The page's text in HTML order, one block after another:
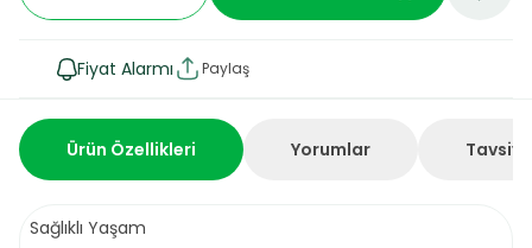
Fiyat Alarmı Paylaş
Ürün Özellikleri Yorumlar
Sağlıklı Yaşam